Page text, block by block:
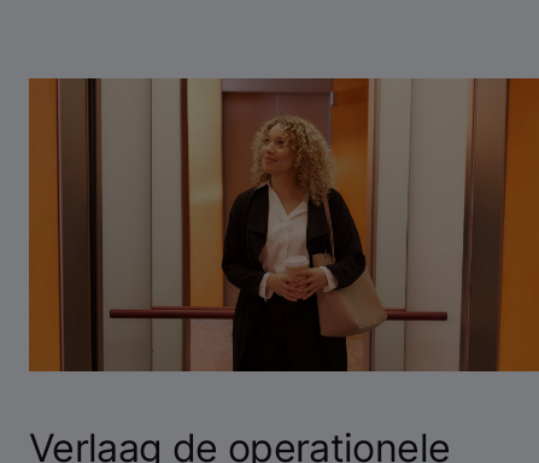
Verlaag de operationele